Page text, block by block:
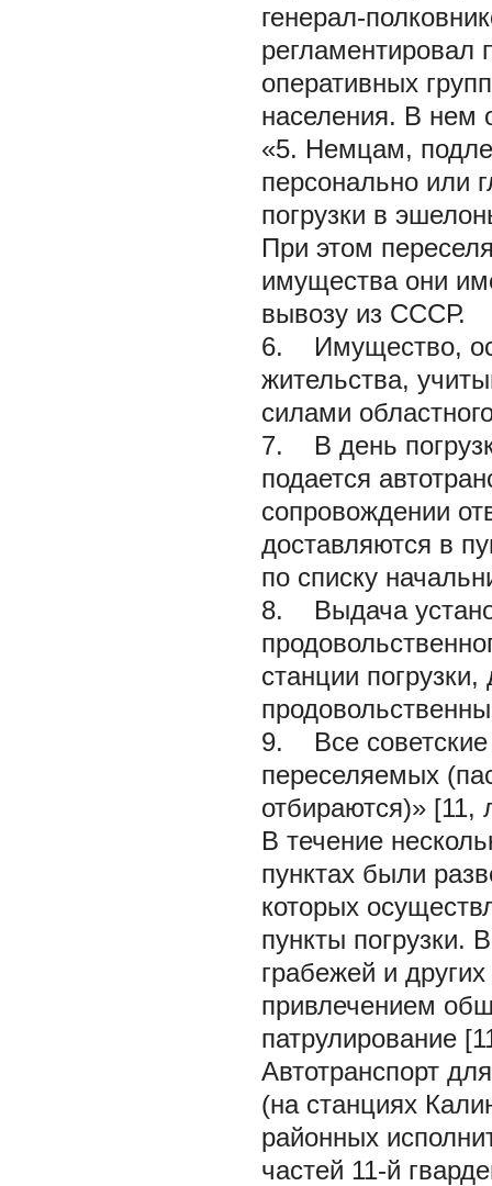
генерал-
регламентировал
оперативных
населения. В нем
«5. Немцам,
персонально или
погрузки в
При этом
имущества они
вывозу из СССР.
6. Имущество,
жительства,
силами
7. В день
подается
сопровождении
доставляются в
по списку
8. Выдача
станции
9. Все
переселяемых
отбираются)» [11,
В течение
пунктах были
которых
пункты погрузки.
грабежей и
привлечением
патрулирование
Автотранспорт
(на станциях
районных
частей 11-й